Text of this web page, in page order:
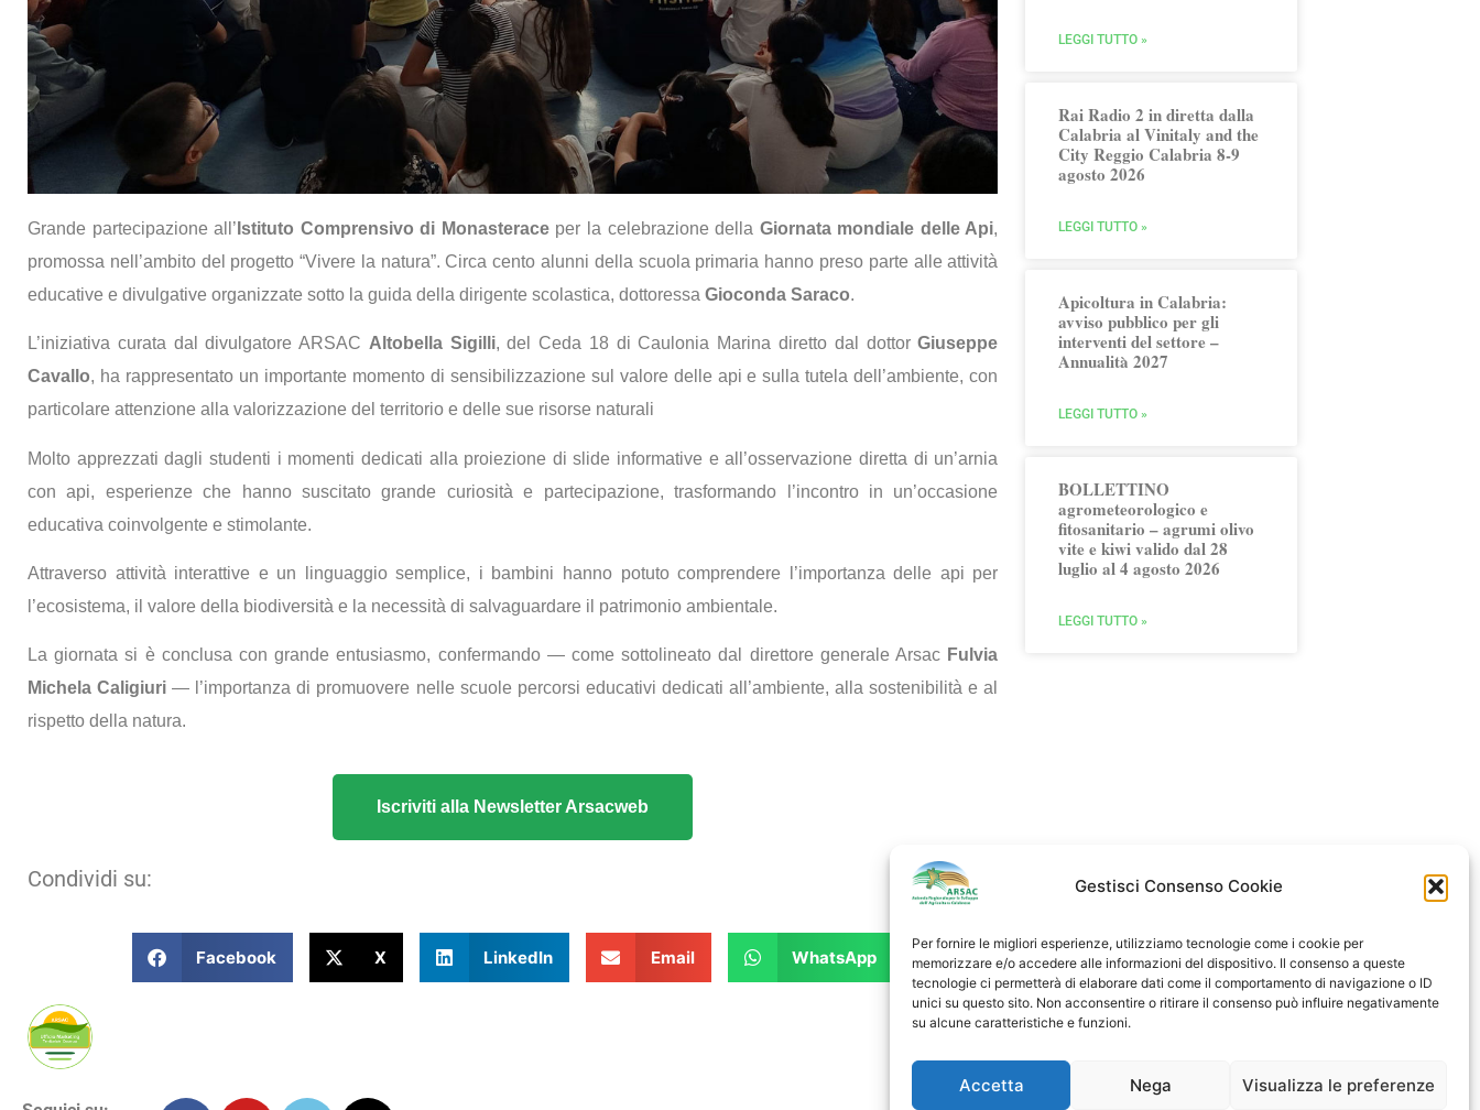
Gestisci Consenso Cookie
Per fornire le migliori esperienze, utilizziamo tecnologie come i cookie per
memorizzare e/o accedere alle informazioni del dispositivo. Il consenso a queste
tecnologie ci permetterà di elaborare dati come il comportamento di navigazione o ID
unici su questo sito. Non acconsentire o ritirare il consenso può influire negativamente
su alcune caratteristiche e funzioni.
Accetta Nega Visualizza le preferenze
Grande partecipazione all’ Istituto Comprensivo di Monasteraceper la celebrazione della Giornata mondiale delle Api,
promossa nell’ambito del progetto “Vivere la natura”. Circa cento alunni della scuola primaria hanno preso parte alle attività
educative e divulgative organizzate sotto la guida della dirigente scolastica, dottoressa Gioconda Saraco.
L’iniziativa curata dal divulgatore ARSAC Altobella Sigilli, del Ceda 18 di Caulonia Marina diretto dal dottorGiuseppe
Cavallo, ha rappresentato un importante momento di sensibilizzazione sul valore delle api e sulla tutela dell’ambiente, con
particolare attenzione alla valorizzazione del territorio e delle sue risorse naturali
Molto apprezzati dagli studenti i momenti dedicati alla proiezione di slide informative e all’osservazione diretta di un’arnia
con api, esperienze che hanno suscitato grande curiosità e partecipazione, trasformando l’incontro in un’occasione
educativa coinvolgente e stimolante.
Attraverso attività interattive e un linguaggio semplice, i bambini hanno potuto comprendere l’importanza delle api per
l’ecosistema, il valore della biodiversità e la necessità di salvaguardare il patrimonio ambientale.
La giornata si è conclusa con grande entusiasmo, confermando — come sottolineato dal direttore generale Arsac Fulvia
Michela Caligiuri — l’importanza di promuovere nelle scuole percorsi educativi dedicati all’ambiente, alla sostenibilità e al
rispetto della natura.
Iscriviti alla Newsletter Arsacweb
Condividi su:
Facebook X LinkedIn Email WhatsApp
LEGGI TUTTO »
Rai Radio 2 in diretta dalla
Calabria al Vinitaly and the
City Reggio Calabria 8-9
agosto 2026
LEGGI TUTTO »
Apicoltura in Calabria:
avviso pubblico per gli
interventi del settore –
Annualità 2027
LEGGI TUTTO »
BOLLETTINO
agrometeorologico e
fitosanitario – agrumi olivo
vite e kiwi valido dal 28
luglio al 4 agosto 2026
LEGGI TUTTO »
Clicca qui